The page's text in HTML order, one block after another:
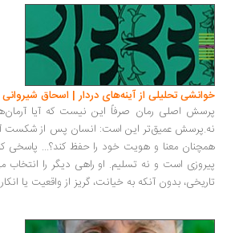
تحلیلی از آینه‌های دردار | اسحاق شیروانی
اصلی رمان صرفاً این نیست که آیا آرمان‌ها
عمیق‌تر این است: انسان پس از شکست آرمان‌ها
معنا و هویت خود را حفظ کند؟... پاسخی که
است و نه تسلیم. او راهی دیگر را انتخاب
بدون آنکه به خیانت، گریز از واقعیت یا انکار زندگی